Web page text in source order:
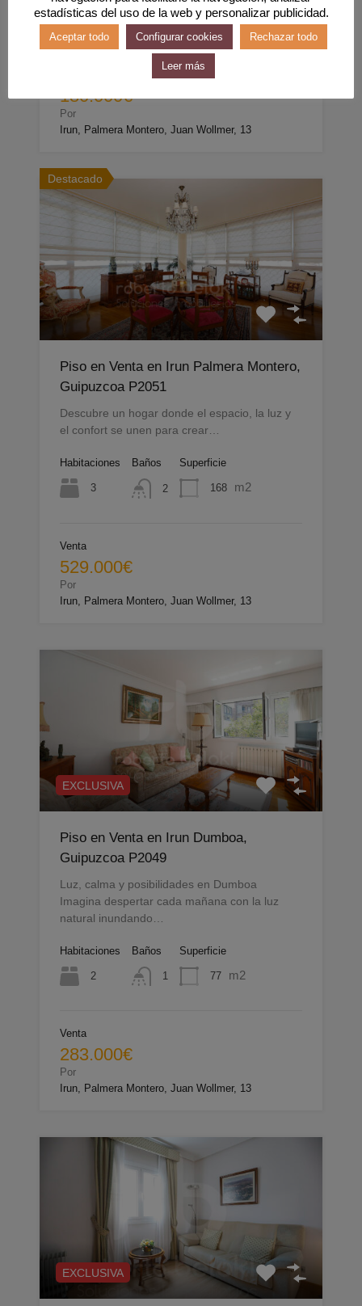
1 1 52 m2
180.000€
Por
Irun, Palmera Montero, Juan Wollmer, 13
Destacado
Piso en Venta en Irun Palmera Montero,
Guipuzcoa P2051
Descubre un hogar donde el espacio, la luz y
el confort se unen para crear…
Habitaciones
3
Baños
2
Superficie
168 m2
Venta
529.000€
Por
Irun, Palmera Montero, Juan Wollmer, 13
EXCLUSIVA
Piso en Venta en Irun Dumboa,
Guipuzcoa P2049
Luz, calma y posibilidades en Dumboa
Imagina despertar cada mañana con la luz
natural inundando…
Habitaciones
2
Baños
1
Superficie
77 m2
Venta
283.000€
Por
Irun, Palmera Montero, Juan Wollmer, 13
EXCLUSIVA
estadísticas del uso de la web y personalizar publicidad.
Aceptar todo Configurar cookies Rechazar todo
Leer más